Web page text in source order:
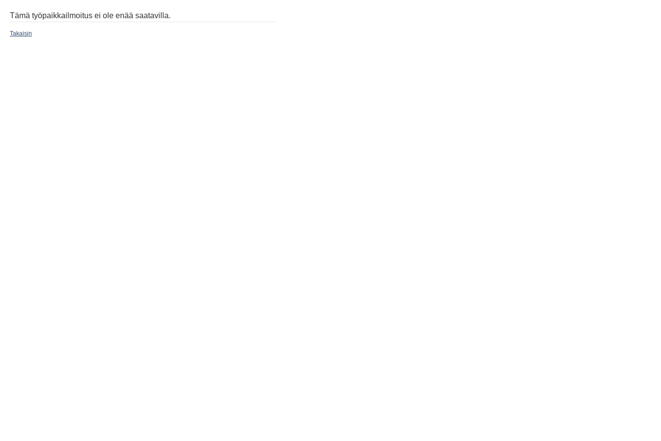
Tämä työpaikkailmoitus ei ole enää saatavilla.
Takaisin